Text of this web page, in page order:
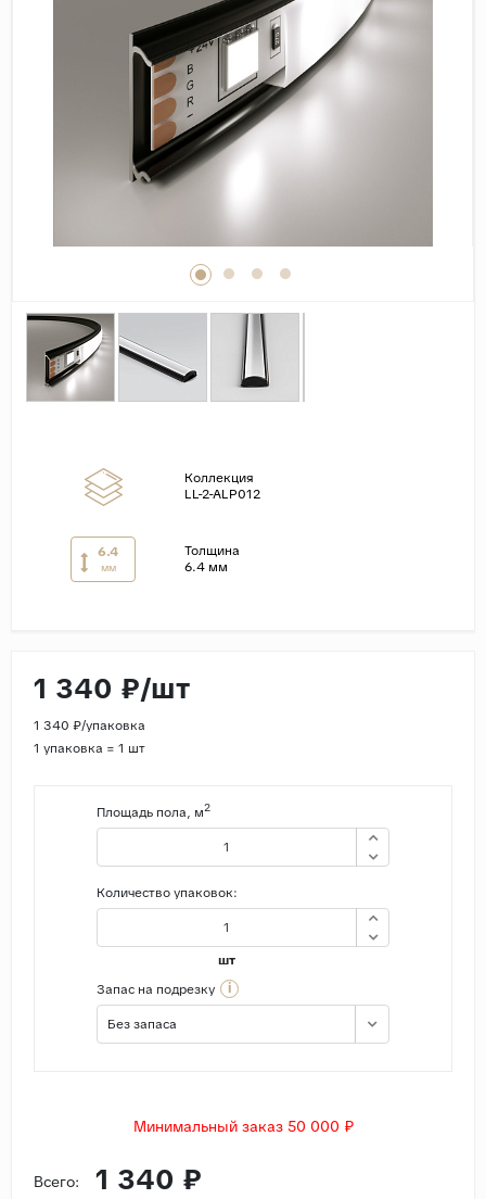
Дерево
Камень
Поверхность
Коллекция
LL-2-ALP012
6.4
мм
Толщина
6.4 мм
1 340 ₽/шт
1 340 ₽/упаковка
1 упаковка = 1 шт
Площадь пола, м2
Количество упаковок:
шт
Запас на подрезку
i
Без запаса
Минимальный заказ 50 000 ₽
Всего: 1 340 ₽